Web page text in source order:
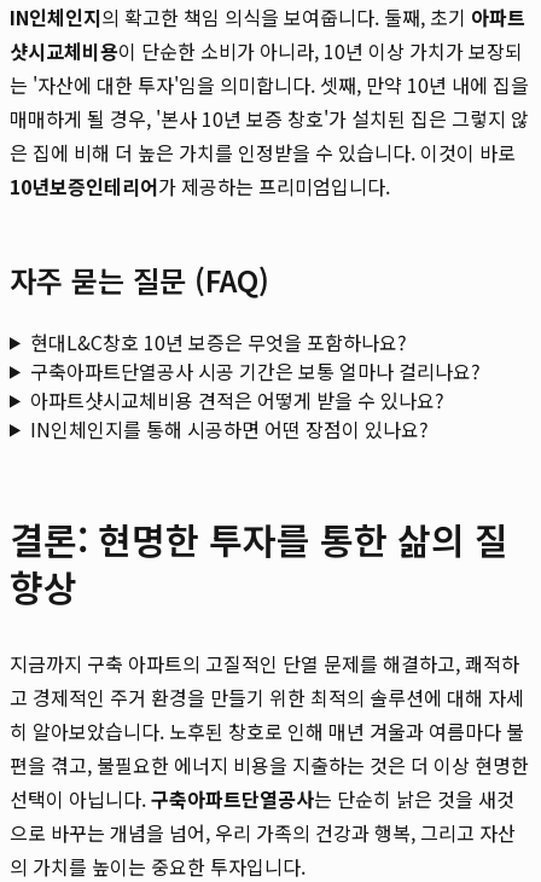
IN인체인지의 확고한 책임 의식을 보여줍니다. 둘째, 초기 아파트
샷시교체비용이 단순한 소비가 아니라, 10년 이상 가치가 보장되
는 '자산에 대한 투자'임을 의미합니다. 셋째, 만약 10년 내에 집을
매매하게 될 경우, '본사 10년 보증 창호'가 설치된 집은 그렇지 않
은 집에 비해 더 높은 가치를 인정받을 수 있습니다. 이것이 바로
10년보증인테리어가 제공하는 프리미엄입니다.
자주 묻는 질문 (FAQ)
현대L&C창호 10년 보증은 무엇을 포함하나요?
구축아파트단열공사 시공 기간은 보통 얼마나 걸리나요?
아파트샷시교체비용 견적은 어떻게 받을 수 있나요?
IN인체인지를 통해 시공하면 어떤 장점이 있나요?
결론: 현명한 투자를 통한 삶의 질
향상
지금까지 구축 아파트의 고질적인 단열 문제를 해결하고, 쾌적하
고 경제적인 주거 환경을 만들기 위한 최적의 솔루션에 대해 자세
히 알아보았습니다. 노후된 창호로 인해 매년 겨울과 여름마다 불
편을 겪고, 불필요한 에너지 비용을 지출하는 것은 더 이상 현명한
선택이 아닙니다.구축아파트단열공사는 단순히 낡은 것을 새것
으로 바꾸는 개념을 넘어, 우리 가족의 건강과 행복, 그리고 자산
의 가치를 높이는 중요한 투자입니다.